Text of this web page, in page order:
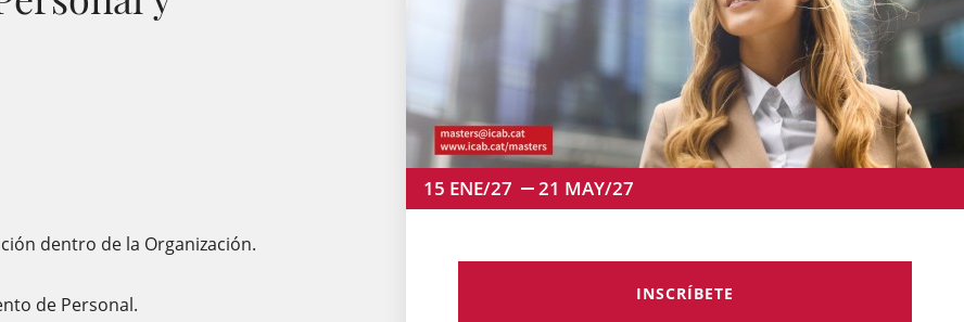
dentro de la Organización.
de Personal.
15 ENE/27 21 MAY/27
INSCRÍBETE